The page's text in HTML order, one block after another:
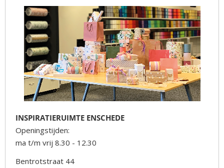
INSPIRATIERUIMTE ENSCHEDE
Openingstijden:
ma t/m vrij 8.30 - 12.30
Bentrotstraat 44